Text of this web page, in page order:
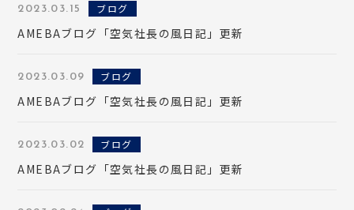
NEWS
MEDIA
ARCHIVES
LECTURE
2023.03.15 ブログ
AMEBAブログ「空気社長の風日記」更新
2023.03.09 ブログ
AMEBAブログ「空気社長の風日記」更新
2023.03.02 ブログ
AMEBAブログ「空気社長の風日記」更新